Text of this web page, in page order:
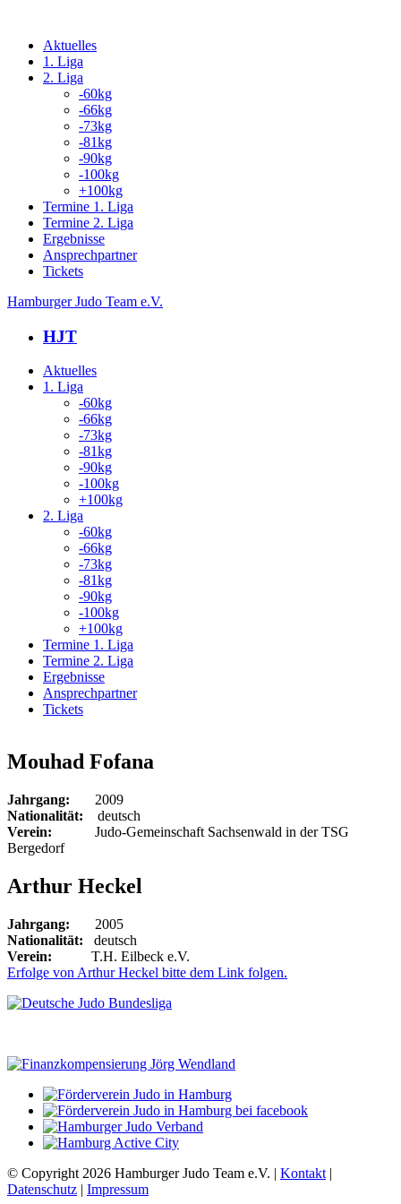
Aktuelles
1. Liga
2. Liga
-60kg
-66kg
-73kg
-81kg
-90kg
-100kg
+100kg
Termine 1. Liga
Termine 2. Liga
Ergebnisse
Ansprechpartner
Tickets
Hamburger Judo Team e.V.
HJT
Aktuelles
1. Liga
-60kg
-66kg
-73kg
-81kg
-90kg
-100kg
+100kg
2. Liga
-60kg
-66kg
-73kg
-81kg
-90kg
-100kg
+100kg
Termine 1. Liga
Termine 2. Liga
Ergebnisse
Ansprechpartner
Tickets
Mouhad Fofana
Jahrgang: 2009
Nationalität: deutsch
Verein: Judo-Gemeinschaft Sachsenwald in der TSG
Bergedorf
Arthur Heckel
Jahrgang: 2005
Nationalität: deutsch
Verein: T.H. Eilbeck e.V.
Erfolge von Arthur Heckel bitte dem Link folgen.
© Copyright 2026 Hamburger Judo Team e.V. | Kontakt |
Datenschutz | Impressum